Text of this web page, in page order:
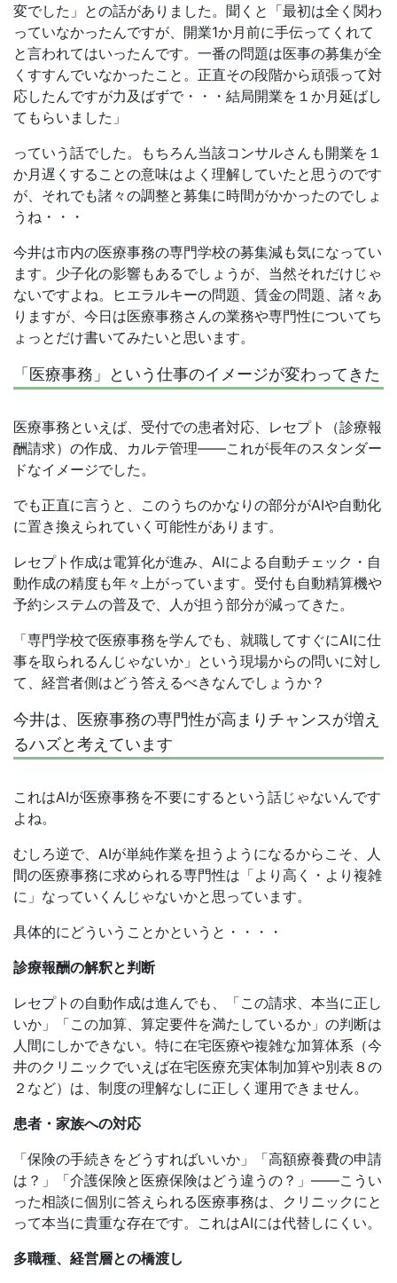
変でした」との話がありました。聞くと「最初は全く関わ
っていなかったんですが、開業1か月前に手伝ってくれて
と言われてはいったんです。一番の問題は医事の募集が全
くすすんでいなかったこと。正直その段階から頑張って対
応したんですが力及ばずで・・・結局開業を１か月延ばし
てもらいました」
っていう話でした。もちろん当該コンサルさんも開業を１
か月遅くすることの意味はよく理解していたと思うのです
が、それでも諸々の調整と募集に時間がかかったのでしょ
うね・・・
今井は市内の医療事務の専門学校の募集減も気になってい
ます。少子化の影響もあるでしょうが、当然それだけじゃ
ないですよね。ヒエラルキーの問題、賃金の問題、諸々あ
りますが、今日は医療事務さんの業務や専門性についてち
ょっとだけ書いてみたいと思います。
「医療事務」という仕事のイメージが変わってきた
医療事務といえば、受付での患者対応、レセプト（診療報
酬請求）の作成、カルテ管理——これが長年のスタンダー
ドなイメージでした。
でも正直に言うと、このうちのかなりの部分がAIや自動化
に置き換えられていく可能性があります。
レセプト作成は電算化が進み、AIによる自動チェック・自
動作成の精度も年々上がっています。受付も自動精算機や
予約システムの普及で、人が担う部分が減ってきた。
「専門学校で医療事務を学んでも、就職してすぐにAIに仕
事を取られるんじゃないか」という現場からの問いに対し
て、経営者側はどう答えるべきなんでしょうか？
今井は、医療事務の専門性が高まりチャンスが増え
るハズと考えています
これはAIが医療事務を不要にするという話じゃないんです
よね。
むしろ逆で、AIが単純作業を担うようになるからこそ、人
間の医療事務に求められる専門性は「より高く・より複雑
に」なっていくんじゃないかと思っています。
具体的にどういうことかというと・・・・
診療報酬の解釈と判断
レセプトの自動作成は進んでも、「この請求、本当に正し
いか」「この加算、算定要件を満たしているか」の判断は
人間にしかできない。特に在宅医療や複雑な加算体系（今
井のクリニックでいえば在宅医療充実体制加算や別表８の
２など）は、制度の理解なしに正しく運用できません。
患者・家族への対応
「保険の手続きをどうすればいいか」「高額療養費の申請
は？」「介護保険と医療保険はどう違うの？」——こうい
った相談に個別に答えられる医療事務は、クリニックにと
って本当に貴重な存在です。これはAIには代替しにくい。
多職種、経営層との橋渡し